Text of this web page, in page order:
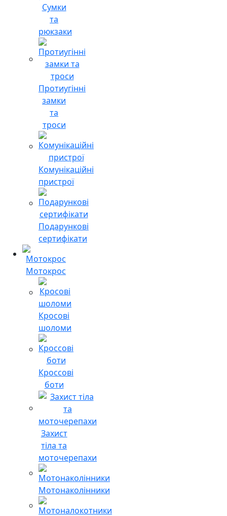
Сумки
та
рюкзаки
Протиугінні
замки
та
троси
Комунікаційні
пристрої
Подарункові
сертифікати
Мотокрос
Кросові
шоломи
Кроссові
боти
Захист
тіла та
моточерепахи
Мотонаколінники